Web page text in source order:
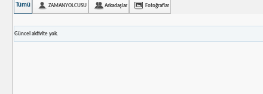
Tümü ZAMANYOLCUSU Arkadaşlar Fotoğraflar
Güncel aktivite yok.